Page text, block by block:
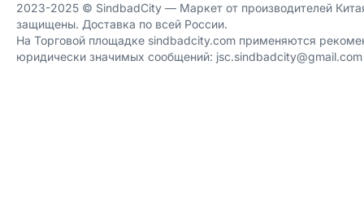
2023-2025 ©️ SindbadCity — Маркет от производителей
защищены. Доставка по всей России.
На Торговой площадке sindbadcity.com применяются
юридически значимых сообщений: jsc.sindbadcity@gmail.com